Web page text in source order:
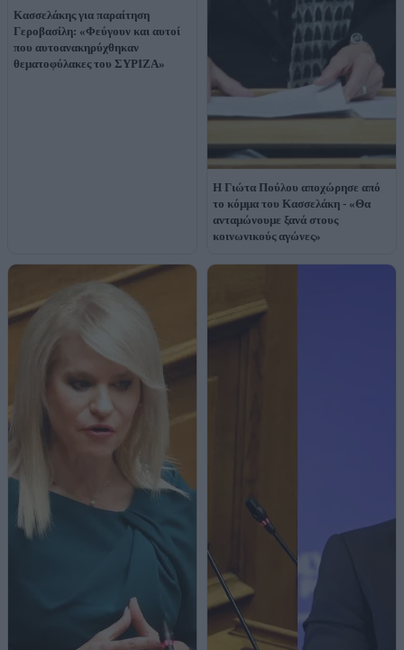
Κασσελάκης για παραίτηση
Γεροβασίλη: «Φεύγουν και αυτοί
που αυτοανακηρύχθηκαν
θεματοφύλακες του ΣΥΡΙΖΑ»
Η Γιώτα Πούλου αποχώρησε από
το κόμμα του Κασσελάκη - «Θα
ανταμώνουμε ξανά στους
κοινωνικούς αγώνες»